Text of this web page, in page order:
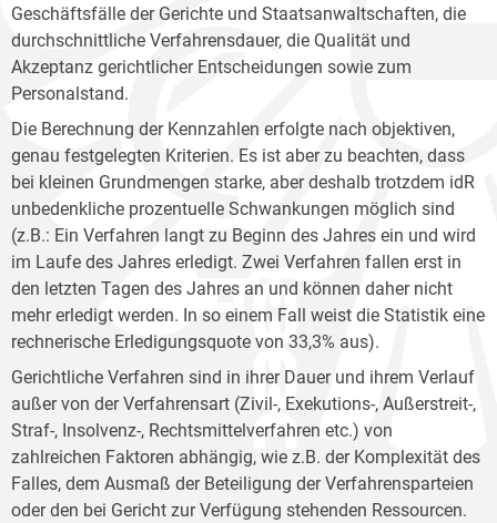
Geschäftsfälle der Gerichte und Staatsanwaltschaften, die
durchschnittliche Verfahrensdauer, die Qualität und
Akzeptanz gerichtlicher Entscheidungen sowie zum
Personalstand.
Die Berechnung der Kennzahlen erfolgte nach objektiven,
genau festgelegten Kriterien. Es ist aber zu beachten, dass
bei kleinen Grundmengen starke, aber deshalb trotzdem idR
unbedenkliche prozentuelle Schwankungen möglich sind
(z.B.: Ein Verfahren langt zu Beginn des Jahres ein und wird
im Laufe des Jahres erledigt. Zwei Verfahren fallen erst in
den letzten Tagen des Jahres an und können daher nicht
mehr erledigt werden. In so einem Fall weist die Statistik eine
rechnerische Erledigungsquote von 33,3% aus).
Gerichtliche Verfahren sind in ihrer Dauer und ihrem Verlauf
außer von der Verfahrensart (Zivil-, Exekutions-, Außerstreit-,
Straf-, Insolvenz-, Rechtsmittelverfahren etc.) von
zahlreichen Faktoren abhängig, wie z.B. der Komplexität des
Falles, dem Ausmaß der Beteiligung der Verfahrensparteien
oder den bei Gericht zur Verfügung stehenden Ressourcen.